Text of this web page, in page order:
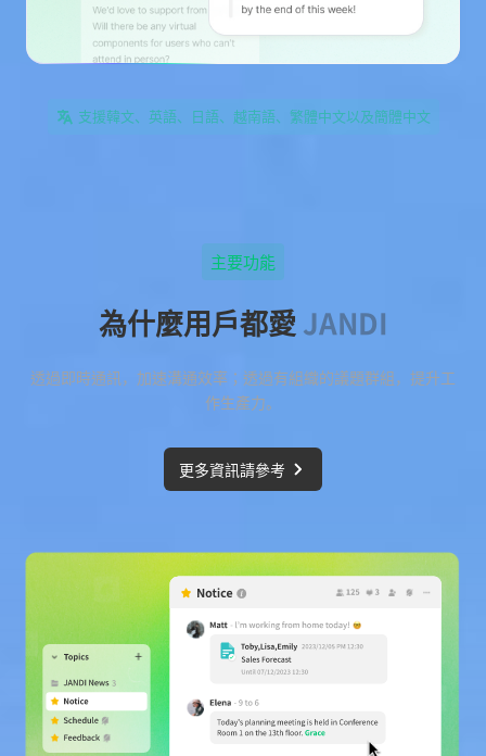
支援韓文、英語、日語、越南語、繁體中文以及簡體中文
主要功能
為什麼用戶都愛JANDI
透過即時通訊，加速溝通效率；透過有組織的議題群組，提升工
作生產力。
更多資訊請參考